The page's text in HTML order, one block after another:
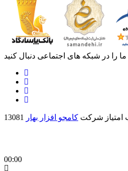
ما را در شبکه های اجتماعی دنبال کنید
امتیاز شرکت کامجو افزار بهار
00:00